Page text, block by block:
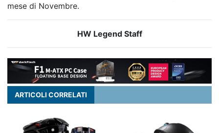
mese di Novembre.
HW Legend Staff
ARTICOLI CORRELATI